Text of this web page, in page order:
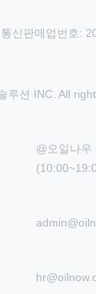
신판매업번호:
루션 INC. All
@오일나우